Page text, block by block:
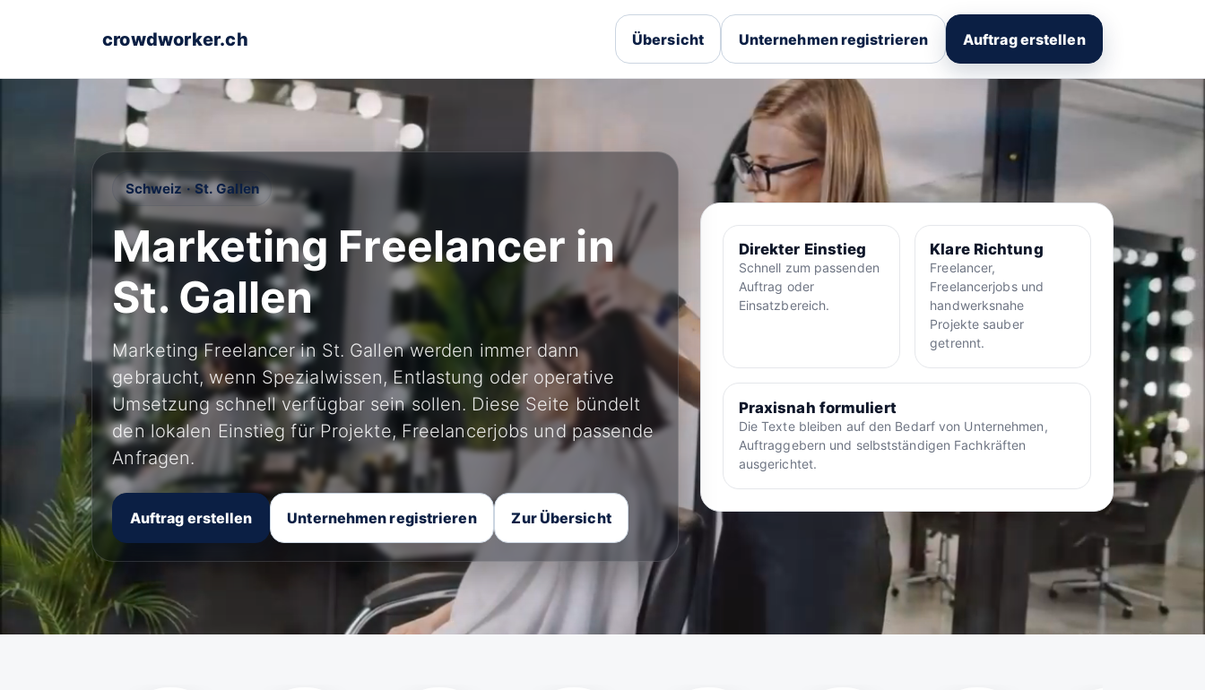
crowdworker.ch Übersicht Unternehmen registrieren Auftrag erstellen
Schweiz · St. Gallen
Marketing Freelancer in
St. Gallen
Marketing Freelancer in St. Gallen werden immer dann
gebraucht, wenn Spezialwissen, Entlastung oder operative
Umsetzung schnell verfügbar sein sollen. Diese Seite bündelt
den lokalen Einstieg für Projekte, Freelancerjobs und passende
Anfragen.
Auftrag erstellen Unternehmen registrieren Zur Übersicht
Direkter Einstieg
Schnell zum passenden
Auftrag oder
Einsatzbereich.
Klare Richtung
Freelancer,
Freelancerjobs und
handwerksnahe
Projekte sauber
getrennt.
Praxisnah formuliert
Die Texte bleiben auf den Bedarf von Unternehmen,
Auftraggebern und selbstständigen Fachkräften
ausgerichtet.